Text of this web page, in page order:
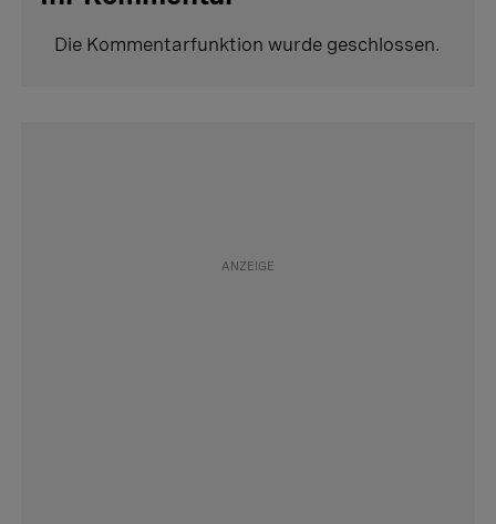
Die Kommentarfunktion wurde geschlossen.